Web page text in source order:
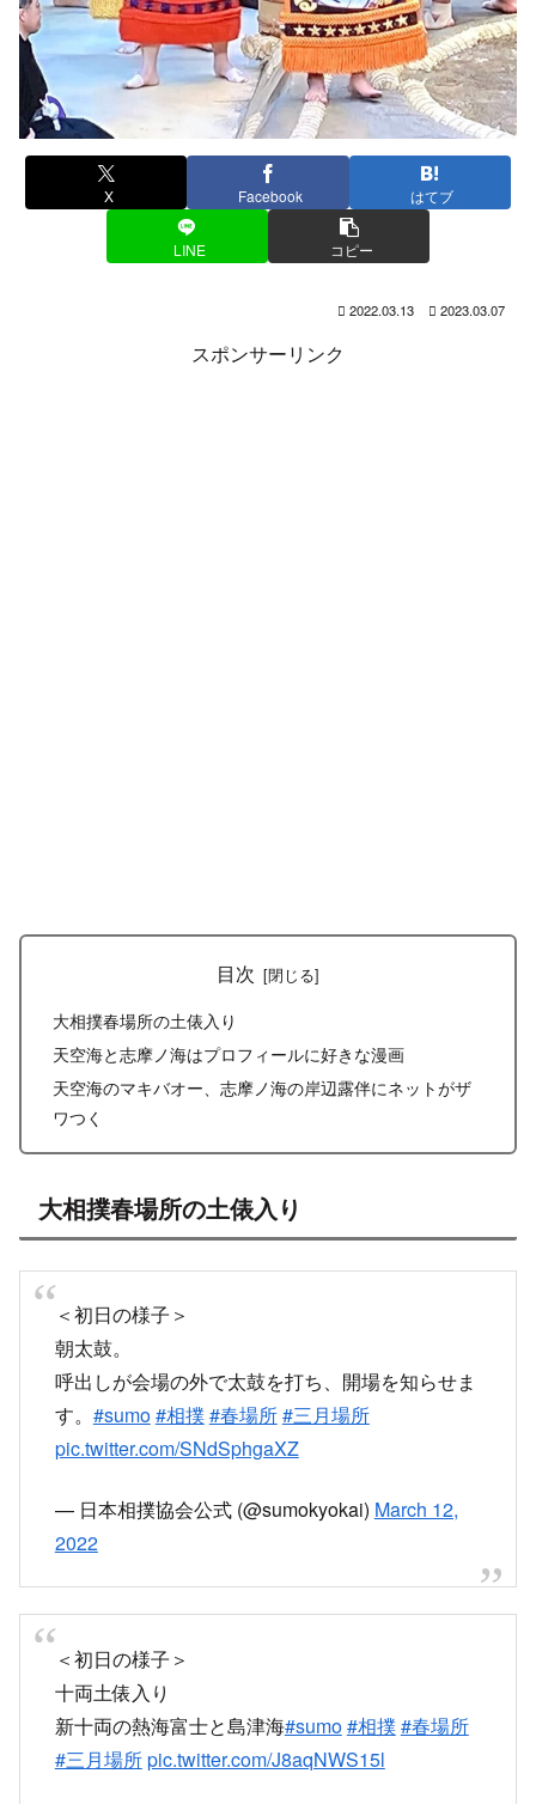
X Facebook はてブ
LINE コピー
2022.03.13 2023.03.07
スポンサーリンク
目次
大相撲春場所の土俵入り
天空海と志摩ノ海はプロフィールに好きな漫画
天空海のマキバオー、志摩ノ海の岸辺露伴にネットがザ
ワつく
大相撲春場所の土俵入り
＜初日の様子＞
朝太鼓。
呼出しが会場の外で太鼓を打ち、開場を知らせま
す。 #sumo#相撲#春場所#三月場所
pic.twitter.com/SNdSphgaXZ
— 日本相撲協会公式 (@sumokyokai) March 12,
2022
＜初日の様子＞
十両土俵入り
新十両の熱海富士と島津海#sumo#相撲#春場所
#三月場所pic.twitter.com/J8aqNWS15l